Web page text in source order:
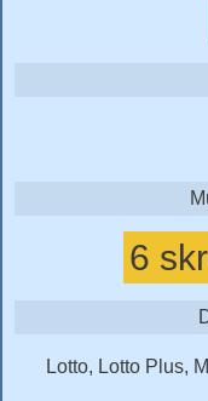
6
Lotto, Lotto Plus,